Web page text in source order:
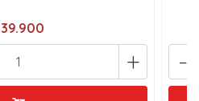
+ -